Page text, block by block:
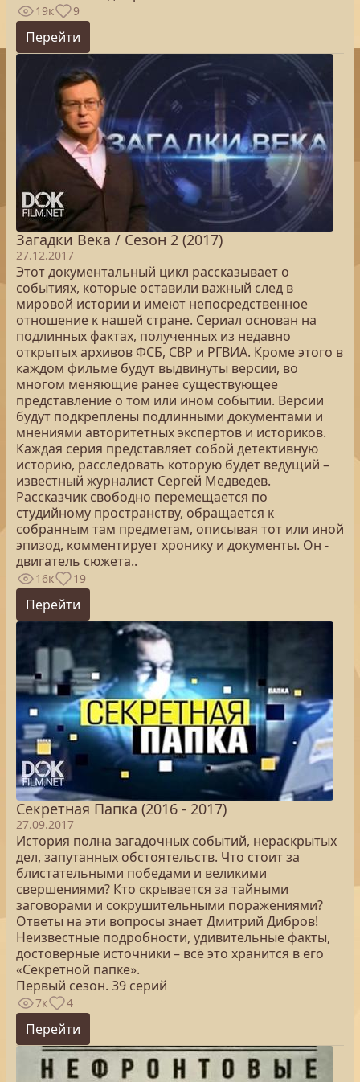
19к 9
Перейти
Загадки Века / Сезон 2 (2017)
27.12.2017
Этот документальный цикл рассказывает о
событиях, которые оставили важный след в
мировой истории и имеют непосредственное
отношение к нашей стране. Сериал основан на
подлинных фактах, полученных из недавно
открытых архивов ФСБ, СВР и РГВИА. Кроме этого в
каждом фильме будут выдвинуты версии, во
многом меняющие ранее существующее
представление о том или ином событии. Версии
будут подкреплены подлинными документами и
мнениями авторитетных экспертов и историков.
Каждая серия представляет собой детективную
историю, расследовать которую будет ведущий –
известный журналист Сергей Медведев.
Рассказчик свободно перемещается по
студийному пространству, обращается к
собранным там предметам, описывая тот или иной
эпизод, комментирует хронику и документы. Он -
двигатель сюжета..
16к 19
Перейти
Секретная Папка (2016 - 2017)
27.09.2017
История полна загадочных событий, нераскрытых
дел, запутанных обстоятельств. Что стоит за
блистательными победами и великими
свершениями? Кто скрывается за тайными
заговорами и сокрушительными поражениями?
Ответы на эти вопросы знает Дмитрий Дибров!
Неизвестные подробности, удивительные факты,
достоверные источники – всё это хранится в его
«Секретной папке».
Первый сезон. 39 серий
7к 4
Перейти